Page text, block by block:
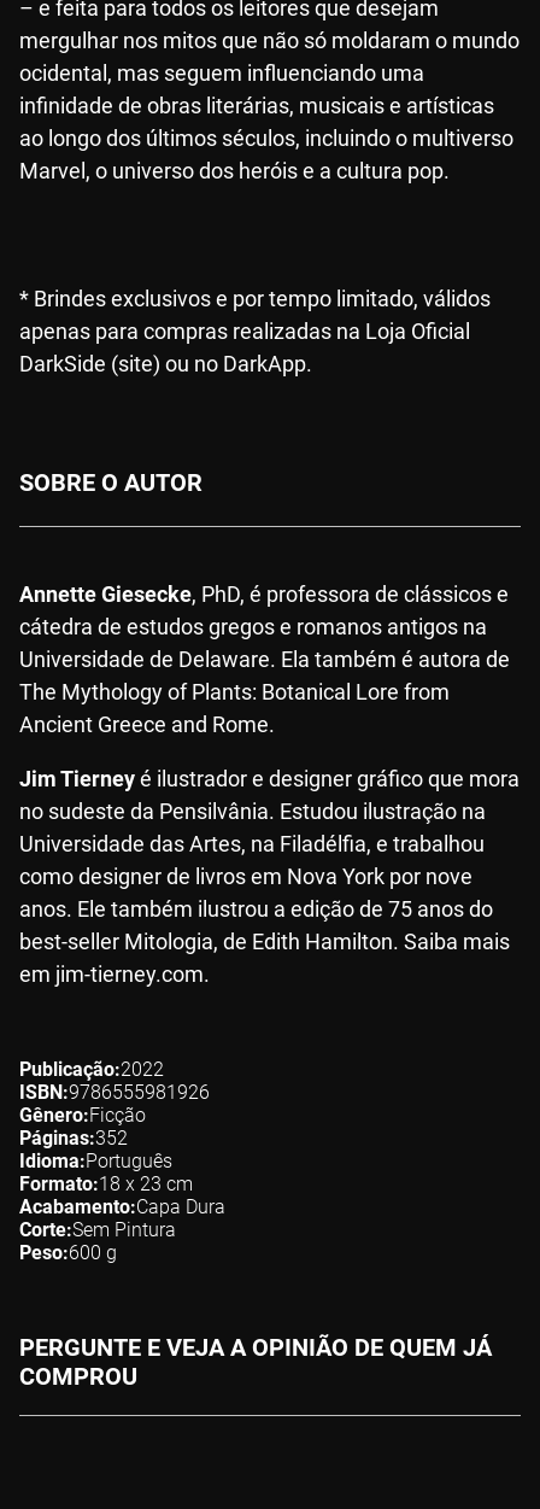
– e feita para todos os leitores que desejam
mergulhar nos mitos que não só moldaram o mundo
ocidental, mas seguem influenciando uma
infinidade de obras literárias, musicais e artísticas
ao longo dos últimos séculos, incluindo o multiverso
Marvel, o universo dos heróis e a cultura pop.
* Brindes exclusivos e por tempo limitado, válidos
apenas para compras realizadas na Loja Oficial
DarkSide (site) ou no DarkApp.
SOBRE O AUTOR
Annette Giesecke, PhD, é professora de clássicos e
cátedra de estudos gregos e romanos antigos na
Universidade de Delaware. Ela também é autora de
The Mythology of Plants: Botanical Lore from
Ancient Greece and Rome.
Jim Tierneyé ilustrador e designer gráfico que mora
no sudeste da Pensilvânia. Estudou ilustração na
Universidade das Artes, na Filadélfia, e trabalhou
como designer de livros em Nova York por nove
anos. Ele também ilustrou a edição de 75 anos do
best-seller Mitologia, de Edith Hamilton. Saiba mais
em jim-tierney.com.
Publicação 2022
ISBN 9786555981926
Gênero Ficção
Páginas 352
Idioma Português
Formato 18 x 23 cm
Acabamento Capa Dura
Corte Sem Pintura
Peso 600 g
PERGUNTE E VEJA A OPINIÃO DE QUEM JÁ
COMPROU